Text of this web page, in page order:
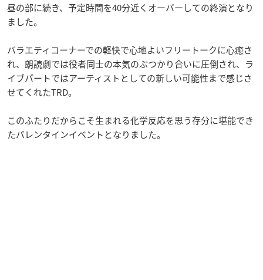
昼の部に続き、予定時間を40分近くオーバーしての終演となり
ました。
バラエティコーナーでの軽快で心地よいフリートークに心癒さ
れ、朗読劇では役者同士の本気のぶつかり合いに圧倒され、ラ
イブパートではアーティストとしての新しい可能性まで感じさ
せてくれたTRD。
このふたりだからこそ生まれる化学反応を思う存分に堪能でき
たバレンタインイベントとなりました。